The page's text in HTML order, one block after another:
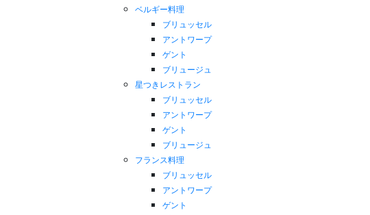
ベルギー料理
ブリュッセル
アントワープ
ゲント
ブリュージュ
星つきレストラン
ブリュッセル
アントワープ
ゲント
ブリュージュ
フランス料理
ブリュッセル
アントワープ
ゲント